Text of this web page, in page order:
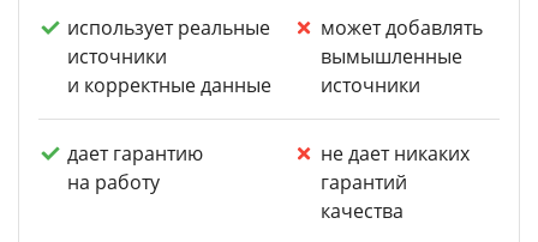
использует реальные
источники
и корректные данные
может добавлять
вымышленные
источники
дает гарантию
на работу
не дает никаких
гарантий
качества